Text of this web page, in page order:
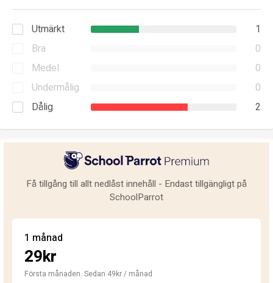
Utmärkt
1
Bra
0
Medel
0
Undermålig
0
Dålig
2
Få tillgång till allt nedlåst innehåll - Endast tillgängligt på
SchoolParrot
1 månad
29kr
Första månaden. Sedan 49kr / månad